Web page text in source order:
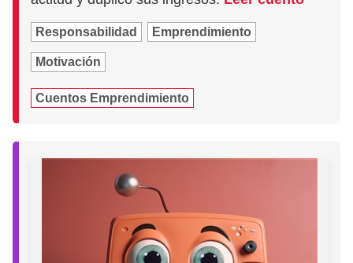
Responsabilidad Emprendimiento
Motivación
Cuentos Emprendimiento